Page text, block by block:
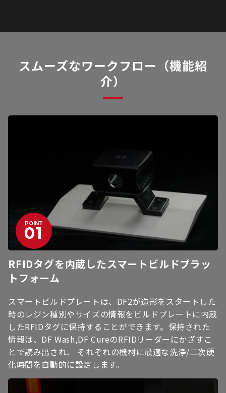
スムーズなワークフロー（機能紹
介）
POINT
RFIDタグを内蔵したスマートビルドプラッ
トフォーム
スマートビルドプレートは、DF2が造形をスタートした
時のレジン種別やサイズの情報をビルドプレートに内蔵
したRFIDタグに保持することができます。保持された
情報は、DF Wash,DF CureのRFIDリーダーにかざすこ
とで読み出され、 それぞれの機材に最適な洗浄/二次硬
化時間を自動的に設定します。